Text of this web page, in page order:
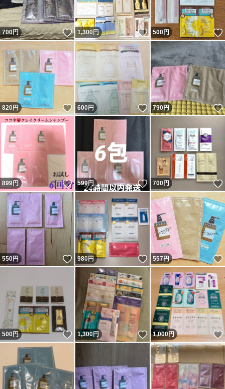
700円 いいね！
1,300円 いいね！
500円
820円 いいね！
600円 いいね！
790円
899円 いいね！
599円 いいね！
700円
550円 いいね！
980円 いいね！
557 円
500円 いいね！
1,300円 いいね！
1,000円